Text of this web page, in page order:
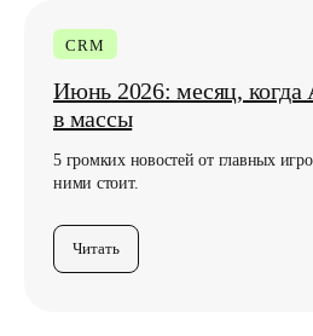
CRM
Июнь 2026: месяц,
в массы
5 громких новостей от главных
ними стоит.
Читать